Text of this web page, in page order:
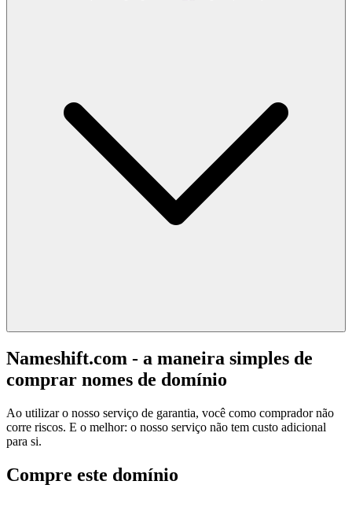
Nameshift.com - a maneira simples de
comprar nomes de domínio
Ao utilizar o nosso serviço de garantia, você como comprador não
corre riscos. E o melhor: o nosso serviço não tem custo adicional
para si.
Compre este domínio